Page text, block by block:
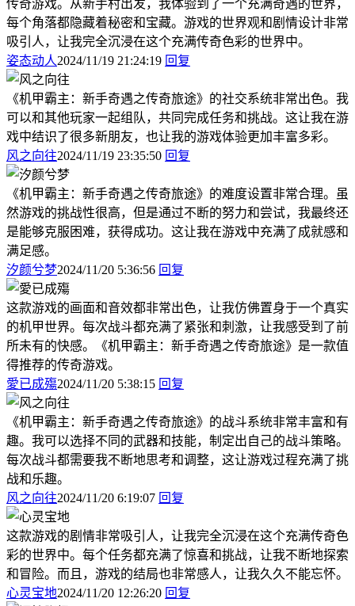
传奇游戏。从新手村出发，我体验到了一个充满奇遇的世界，
每个角落都隐藏着秘密和宝藏。游戏的世界观和剧情设计非常
吸引人，让我完全沉浸在这个充满传奇色彩的世界中。
姿态动人2024/11/19 21:24:19 回复
《机甲霸主：新手奇遇之传奇旅途》的社交系统非常出色。我
可以和其他玩家一起组队，共同完成任务和挑战。这让我在游
戏中结识了很多新朋友，也让我的游戏体验更加丰富多彩。
风之向往2024/11/19 23:35:50 回复
《机甲霸主：新手奇遇之传奇旅途》的难度设置非常合理。虽
然游戏的挑战性很高，但是通过不断的努力和尝试，我最终还
是能够克服困难，获得成功。这让我在游戏中充满了成就感和
满足感。
汐颜兮梦2024/11/20 5:36:56 回复
这款游戏的画面和音效都非常出色，让我仿佛置身于一个真实
的机甲世界。每次战斗都充满了紧张和刺激，让我感受到了前
所未有的快感。《机甲霸主：新手奇遇之传奇旅途》是一款值
得推荐的传奇游戏。
愛已成殤2024/11/20 5:38:15 回复
《机甲霸主：新手奇遇之传奇旅途》的战斗系统非常丰富和有
趣。我可以选择不同的武器和技能，制定出自己的战斗策略。
每次战斗都需要我不断地思考和调整，这让游戏过程充满了挑
战和乐趣。
风之向往2024/11/20 6:19:07 回复
这款游戏的剧情非常吸引人，让我完全沉浸在这个充满传奇色
彩的世界中。每个任务都充满了惊喜和挑战，让我不断地探索
和冒险。而且，游戏的结局也非常感人，让我久久不能忘怀。
心灵宝地2024/11/20 12:26:20 回复